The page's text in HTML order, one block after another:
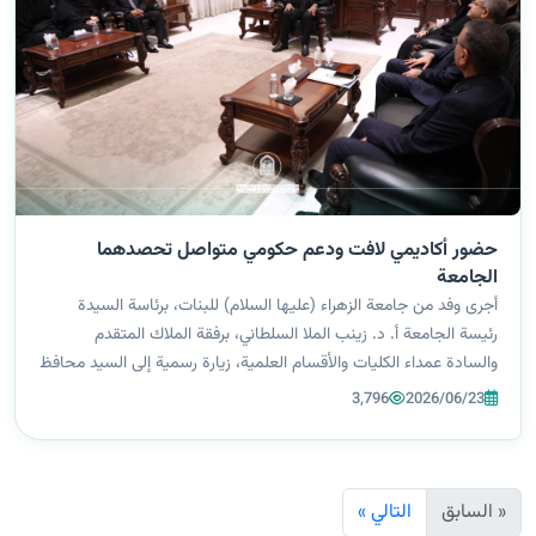
حضور أكاديمي لافت ودعم حكومي متواصل تحصدهما
الجامعة
أجرى وفد من جامعة الزهراء (عليها السلام) للبنات، برئاسة السيدة
رئيسة الجامعة أ. د. زينب الملا السلطاني، برفقة الملاك المتقدم
والسادة عمداء الكليات والأقسام العلمية، زيارة رسمية إلى السيد محافظ
كربلاء المقدسة الدكتور نصيف جاسم الخطابي، وذلك في إطار تعزيز
2026/06/23
3,796
« السابق التالي »